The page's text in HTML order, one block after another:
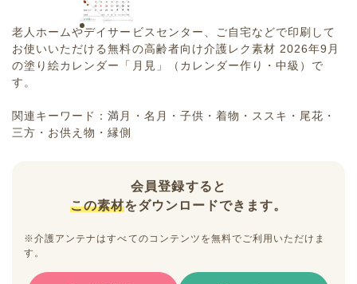
老人ホームやデイサービスセンター、ご自宅などで印刷して
お使いいただける無料の高齢者向け介護レク素材 2026年9月
の塗り絵カレンダー「月見」（カレンダー作り・中級）で
す。
関連キーワード：満月・名月・子供・着物・ススキ・尾花・
三方・お供え物・縁側
会員登録すると
この素材をダウンロードできます。
※介護アンテナはすべてのコンテンツを無料でご利用いただけま
す。